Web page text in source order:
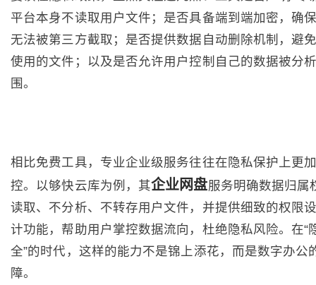
平台本身不读取用户文件；是否具备端到端加密，确
无法被第三方截取；是否提供数据自动删除机制，避
使用的文件；以及是否允许用户控制自己的数据被分
围。
相比免费工具，专业企业级服务往往在隐私保护上更
控。以够快云库为例，其企业网盘服务明确数据归属
读取、不分析、不转存用户文件，并提供细致的权限
计功能，帮助用户掌控数据流向，杜绝隐私风险。在“
全”的时代，这样的能力不是锦上添花，而是数字办公
障。